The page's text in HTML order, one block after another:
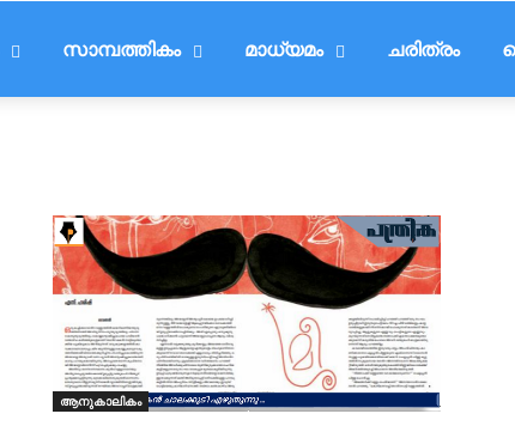
സാമ്പത്തികം മാധ്യമം ചരിത്രം
ആനുകാലികം